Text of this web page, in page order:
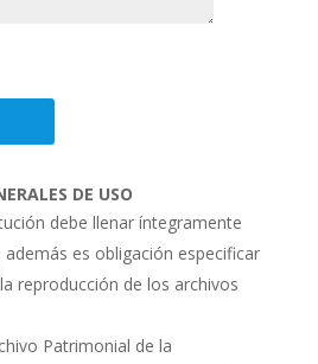
DE USO
debe llenar íntegramente
es obligación especificar
reproducción de los archivos
Patrimonial de la